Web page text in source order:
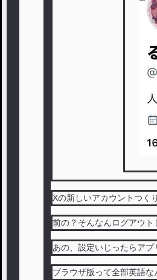
Xの新しいアカウントつく
前の？そんなんログアウト
あの、設定いじったらア
ブラウザ版って全部英語な